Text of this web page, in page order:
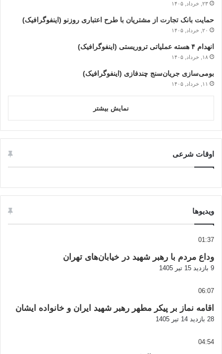
۲۳, خرداد, ۱۴۰۵
حمایت بانک تجارت از مشتریان با طرح اعتباری روزنو (اینفوگرافیک)
۲۰, خرداد, ۱۴۰۵
انهدام ۴ هسته عملیاتی تروریستی (اینفوگرافیک)
۱۸, خرداد, ۱۴۰۵
بومی‌سازی جریان‌سنج چندفازی (اینفوگرافیک)
۱۱, خرداد, ۱۴۰۵
نمایش بیشتر
اوقات شرعی
ویدیوها
01:37
وداع مردم با رهبر شهید در خیابان‌های تهران
9 بازدید 15 تیر 1405
06:07
اقامه نماز بر پیکر مطهر رهبر شهید ایران و خانواده ایشان
28 بازدید 14 تیر 1405
04:54